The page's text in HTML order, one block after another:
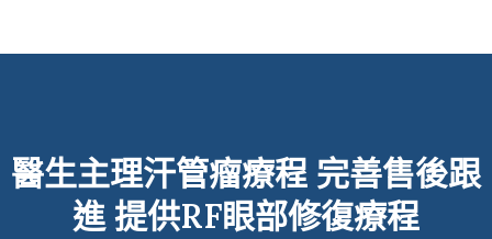
醫生主理汗管瘤療程 完善售後跟
進 提供RF眼部修復療程